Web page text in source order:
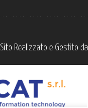
Sito Realizzato e Gestito da